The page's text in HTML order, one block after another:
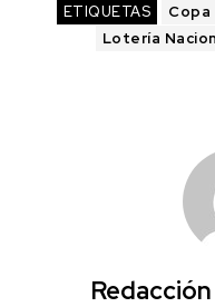
ETIQUETAS Copa
Lotería